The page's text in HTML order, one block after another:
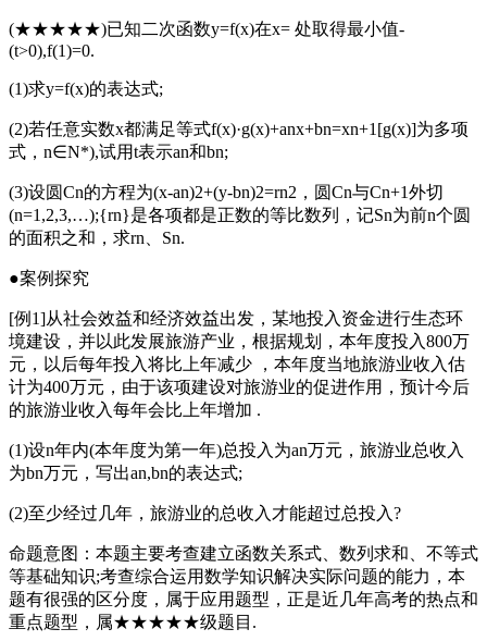
(★★★★★)已知二次函数y=f(x)在x= 处取得最小值-
(t>0),f(1)=0.
(1)求y=f(x)的表达式;
(2)若任意实数x都满足等式f(x)·g(x)+anx+bn=xn+1[g(x)]为多项
式，n∈N*),试用t表示an和bn;
(3)设圆Cn的方程为(x-an)2+(y-bn)2=rn2，圆Cn与Cn+1外切
(n=1,2,3,…);{rn}是各项都是正数的等比数列，记Sn为前n个圆
的面积之和，求rn、Sn.
●案例探究
[例1]从社会效益和经济效益出发，某地投入资金进行生态环
境建设，并以此发展旅游产业，根据规划，本年度投入800万
元，以后每年投入将比上年减少 ，本年度当地旅游业收入估
计为400万元，由于该项建设对旅游业的促进作用，预计今后
的旅游业收入每年会比上年增加 .
(1)设n年内(本年度为第一年)总投入为an万元，旅游业总收入
为bn万元，写出an,bn的表达式;
(2)至少经过几年，旅游业的总收入才能超过总投入?
命题意图：本题主要考查建立函数关系式、数列求和、不等式
等基础知识;考查综合运用数学知识解决实际问题的能力，本
题有很强的区分度，属于应用题型，正是近几年高考的热点和
重点题型，属★★★★★级题目.